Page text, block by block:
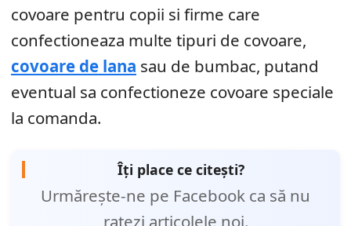
covoare pentru copii si firme care
confectioneaza multe tipuri de covoare,
covoare de lana sau de bumbac, putand
eventual sa confectioneze covoare speciale
la comanda.
Îți place ce citești?
Urmărește-ne pe Facebook ca să nu
ratezi articolele noi.